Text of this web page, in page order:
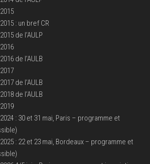
: un bref CR
de l’AULP
de l’AULB
de l’AULB
de l’AULB
: 30 et 31 mai, Paris – programme et
: 22 et 23 mai, Bordeaux – programme et